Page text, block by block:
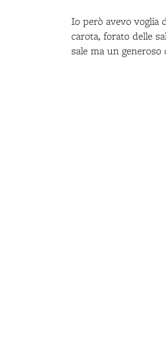
Io però avevo voglia
carota, forato delle
sale ma un